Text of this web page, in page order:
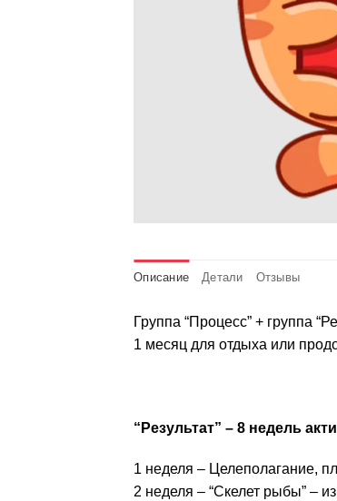
Описание Детали Отзывы
Группа “Процесс” + группа
1 месяц для отдыха или
“Результат” – 8 недель
1 неделя – Целеполагание,
2 неделя – “Скелет рыбы” –